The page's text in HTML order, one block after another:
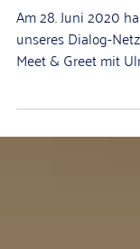
Meet & Greet mit
Am 28. Juni 2020 haben
Meet & Greet mit
Im...